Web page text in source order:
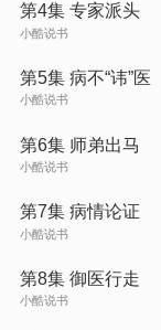
第4集 专家派头
小酷说书
第5集 病不“讳”医
小酷说书
第6集 师弟出马
小酷说书
第7集 病情论证
小酷说书
第8集 御医行走
小酷说书